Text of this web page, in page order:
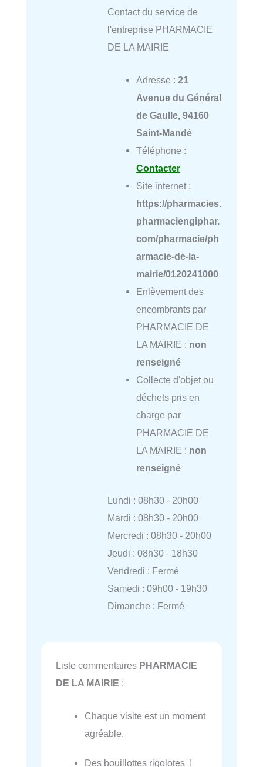
Contact du service de
l'entreprise PHARMACIE
DE LA MAIRIE
Adresse : 21
Avenue du Général
de Gaulle, 94160
Saint-Mandé
Téléphone :
Contacter
Site internet :
https://pharmacies.
pharmaciengiphar.
com/pharmacie/ph
armacie-de-la-
mairie/0120241000
Enlèvement des
encombrants par
PHARMACIE DE
LA MAIRIE : non
renseigné
Collecte d'objet ou
déchets pris en
charge par
PHARMACIE DE
LA MAIRIE : non
renseigné
Lundi : 08h30 - 20h00
Mardi : 08h30 - 20h00
Mercredi : 08h30 - 20h00
Jeudi : 08h30 - 18h30
Vendredi : Fermé
Samedi : 09h00 - 19h30
Dimanche : Fermé
Liste commentaires PHARMACIE
DE LA MAIRIE :
Chaque visite est un moment
agréable.
Des bouillottes rigolotes !